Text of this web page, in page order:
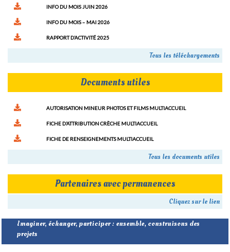
INFO DU MOIS JUIN 2026
INFO DU MOIS – MAI 2026
RAPPORT D’ACTIVITÉ 2025
Tous les téléchargements
Documents utiles
AUTORISATION MINEUR PHOTOS ET FILMS MULTIACCUEIL
FICHE D’ATTRIBUTION CRÈCHE MULTIACCUEIL
FICHE DE RENSEIGNEMENTS MULTIACCUEIL
Tous les documents utiles
Partenaires avec permanences
Cliquez sur le lien
Imaginer, échanger, participer : ensemble, construisons des
projets